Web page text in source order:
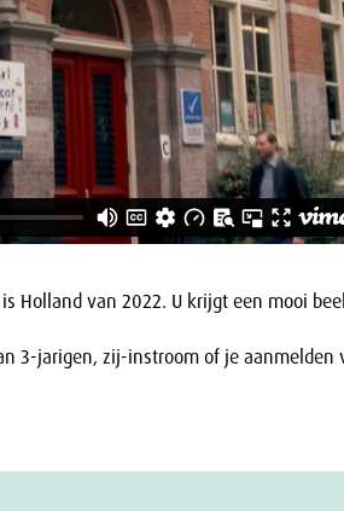
Holland van 2022. U krijgt een mooi
3-jarigen, zij-instroom of je aanmelden